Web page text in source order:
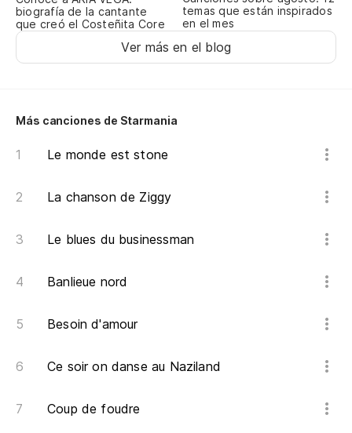
biografía de la cantante
que creó el Costeñita Core
temas que están inspirados
en el mes
Ver más en el blog
Más canciones de Starmania
Le monde est stone
La chanson de Ziggy
Le blues du businessman
Banlieue nord
Besoin d'amour
Ce soir on danse au Naziland
Coup de foudre